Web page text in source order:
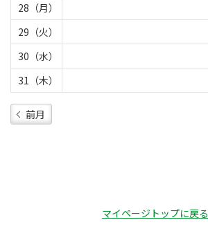
28（月）
29（火）
30（水）
31（木）
前月
マイページトップに戻る